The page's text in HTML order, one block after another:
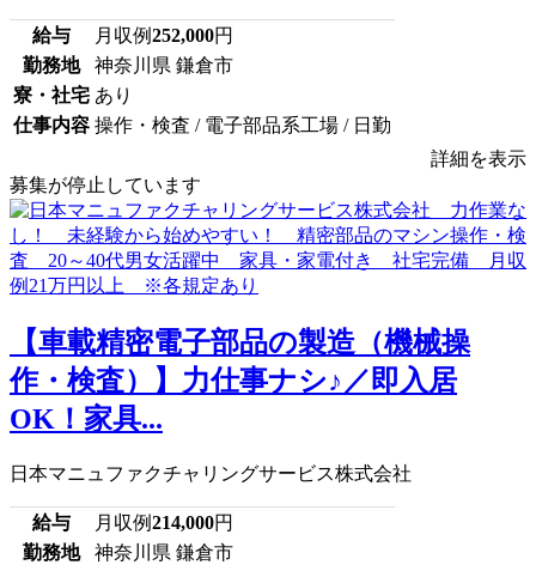
給与 月収例252,000円
勤務地
神奈川県 鎌倉市
寮・社宅 あり
仕事内容 操作・検査 / 電子部品系工場 / 日勤
詳細を表示
募集が停止しています
【車載精密電子部品の製造（機械操
作・検査）】力仕事ナシ♪／即入居
OK！家具...
日本マニュファクチャリングサービス株式会社
給与 月収例214,000円
勤務地
神奈川県 鎌倉市